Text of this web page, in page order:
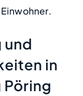
Einwohner.
und
in